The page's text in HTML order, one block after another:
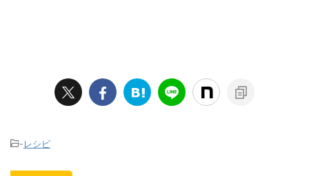
-レシピ